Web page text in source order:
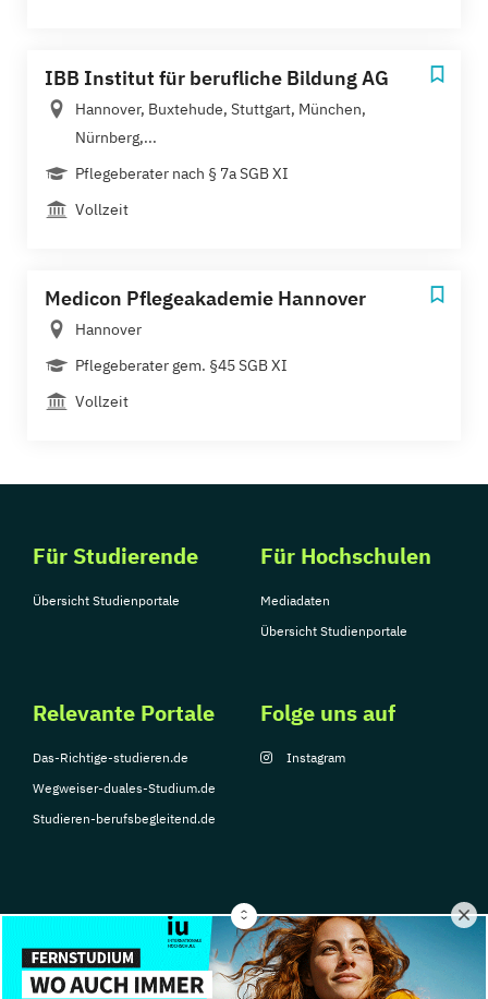
IBB Institut für berufliche Bildung AG
Hannover, Buxtehude, Stuttgart, München,
Nürnberg,...
Pflegeberater nach § 7a SGB XI
Vollzeit
Medicon Pflegeakademie Hannover
Hannover
Pflegeberater ​gem. §45 SGB XI
Vollzeit
Für Studierende
Übersicht Studienportale
Für Hochschulen
Mediadaten
Übersicht Studienportale
Relevante Portale
Das-Richtige-studieren.de
Wegweiser-duales-Studium.de
Studieren-berufsbegleitend.de
Folge uns auf
Instagram
© Copyright 2026, TarGroup Media GmbH
Impressum
Datenschutzerklärung Nutzungsbedingungen